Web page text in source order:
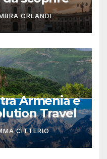
ORLANDI
Armenia e
Travel
CITTERIO